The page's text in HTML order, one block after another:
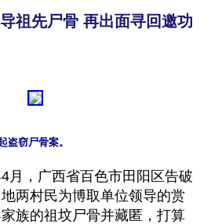
祖先尸骨 再出面寻回邀功
4月，广西省百色市田阳区告破
两村民为博取单位领导的赏
族的祖坟尸骨并藏匿，打算